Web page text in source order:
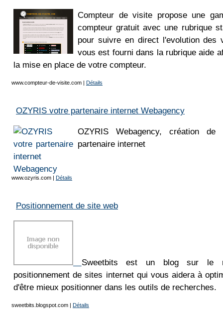
Compteur de visite propose une
compteur gratuit avec une rubrique
pour suivre en direct l'evolution des
vous est fourni dans la rubrique aide
la mise en place de votre compteur.
www.compteur-de-visite.com | Détails
OZYRIS votre partenaire internet Webagency
OZYRIS Webagency, création
partenaire internet
www.ozyris.com | Détails
Positionnement de site web
Sweetbits est un blog sur le
positionnement de sites internet qui vous aidera à
d'être mieux positionner dans les outils de recherches.
sweetbits.blogspot.com | Détails